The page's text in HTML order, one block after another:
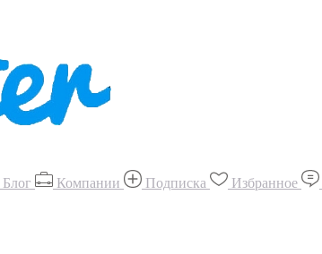
Блог Компании Подписка Избранное